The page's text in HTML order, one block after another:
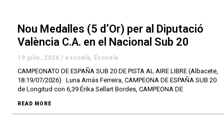
Nou Medalles (5 d’Or) per al Diputació
València C.A. en el Nacional Sub 20
19 julio, 2026 / escuela, Escuela
CAMPEONATO DE ESPAÑA SUB 20 DE PISTA AL AIRE LIBRE (Albacete,
18.19/07/2026) Luna Arnás Ferreira, CAMPEONA DE ESPAÑA SUB 20
de Longitud con 6,39 Érika Sellart Bordes, CAMPEONA DE
READ MORE